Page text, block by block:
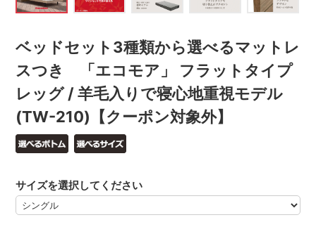
ベッドセット3種類から選べるマットレ
スつき 「エコモア」 フラットタイプ
レッグ / 羊毛入りで寝心地重視モデル
(TW-210)【クーポン対象外】
サイズを選択してください